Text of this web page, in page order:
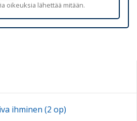
oikeuksia lähettää mitään.
ihminen (2 op)